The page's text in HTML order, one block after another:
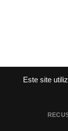
Este site